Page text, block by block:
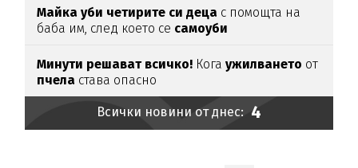
Майка уби четирите си деца с помощта на
баба им, след което се самоуби
Минути решават всичко! Когаужилването от
пчела става опасно
Всички новини от днес: 4